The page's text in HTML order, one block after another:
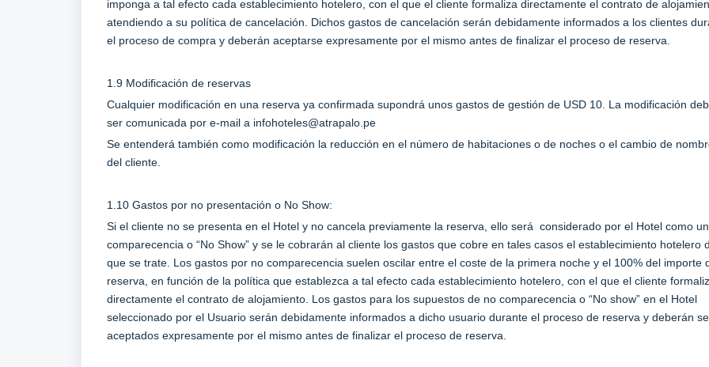
imponga a tal efecto cada establecimiento hotelero, con el que el cliente formaliza directamente el contrato de
atendiendo a su política de cancelación. Dichos gastos de cancelación serán debidamente informados a los clientes
el proceso de compra y deberán aceptarse expresamente por el mismo antes de finalizar el proceso de reserva.
1.9 Modificación de reservas
Cualquier modificación en una reserva ya confirmada supondrá unos gastos de gestión de USD 10. La modificación
ser comunicada por e-mail a infohoteles@atrapalo.pe
Se entenderá también como modificación la reducción en el número de habitaciones o de noches o el cambio de
del cliente.
1.10 Gastos por no presentación o No Show:
Si el cliente no se presenta en el Hotel y no cancela previamente la reserva, ello será considerado por el Hotel como
comparecencia o “No Show” y se le cobrarán al cliente los gastos que cobre en tales casos el establecimiento hotelero
que se trate. Los gastos por no comparecencia suelen oscilar entre el coste de la primera noche y el 100% del importe
reserva, en función de la política que establezca a tal efecto cada establecimiento hotelero, con el que el cliente
directamente el contrato de alojamiento. Los gastos para los supuestos de no comparecencia o “No show” en el Hotel
seleccionado por el Usuario serán debidamente informados a dicho usuario durante el proceso de reserva y deberán
aceptados expresamente por el mismo antes de finalizar el proceso de reserva.